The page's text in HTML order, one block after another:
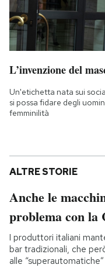
L’invenzione del
Un'etichetta nata sui
si possa fidare degli
femminilità
ALTRE STORIE
Anche le
problema con la
I produttori italiani
bar tradizionali, che
alle “superautomatiche”